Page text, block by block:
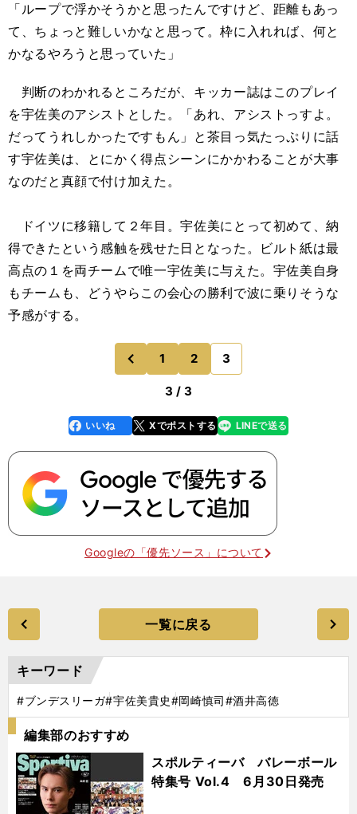
「ループで浮かそうかと思ったんですけど、距離もあっ
て、ちょっと難しいかなと思って。枠に入れれば、何と
かなるやろうと思っていた」
判断のわかれるところだが、キッカー誌はこのプレイ
を宇佐美のアシストとした。「あれ、アシストっすよ。
だってうれしかったですもん」と茶目っ気たっぷりに話
す宇佐美は、とにかく得点シーンにかかわることが大事
なのだと真顔で付け加えた。
ドイツに移籍して２年目。宇佐美にとって初めて、納
得できたという感触を残せた日となった。ビルト紙は最
高点の１を両チームで唯一宇佐美に与えた。宇佐美自身
もチームも、どうやらこの会心の勝利で波に乗りそうな
予感がする。
前
のページへ
1 2 3
3 / 3
faceboo
k
いいね Xでポストする
line LINEで送る
Googleの「優先ソース」について
一覧に戻る
キーワード
#ブンデスリーガ#宇佐美貴史#岡崎慎司#酒井高徳
編集部のおすすめ
スポルティーバ バレーボール
特集号 Vol.4 6月30日発売